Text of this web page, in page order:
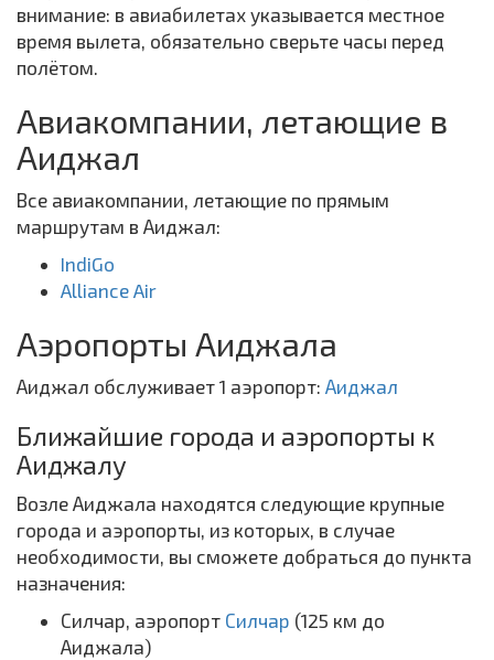
внимание: в авиабилетах указывается местное
время вылета, обязательно сверьте часы перед
полётом.
Авиакомпании, летающие в
Аиджал
Все авиакомпании, летающие по прямым
маршрутам в Аиджал:
IndiGo
Alliance Air
Аэропорты Аиджала
Аиджал обслуживает 1 аэропорт: Аиджал
Ближайшие города и аэропорты к
Аиджалу
Возле Аиджала находятся следующие крупные
города и аэропорты, из которых, в случае
необходимости, вы сможете добраться до пункта
назначения:
Силчар, аэропорт Силчар (125 км до
Аиджала)